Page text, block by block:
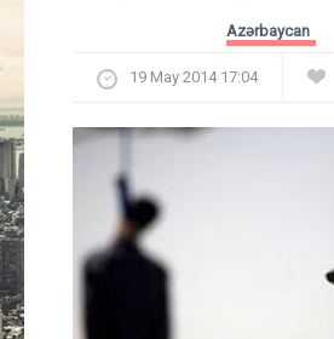
Azərbaycan
19 May 2014 17:04